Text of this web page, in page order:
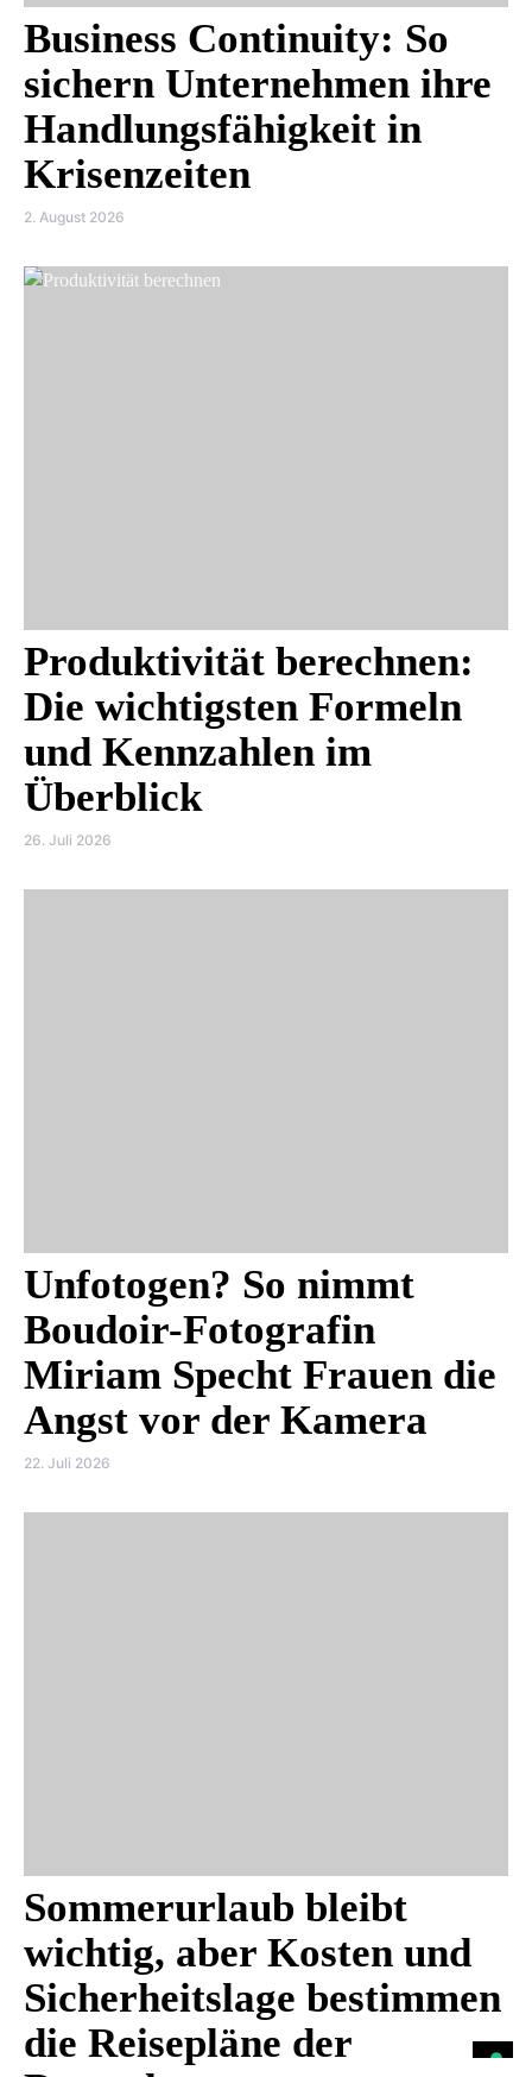
Business Continuity: So
sichern Unternehmen ihre
Handlungsfähigkeit in
Krisenzeiten
2. August 2026
Produktivität berechnen:
Die wichtigsten Formeln
und Kennzahlen im
Überblick
26. Juli 2026
Unfotogen? So nimmt
Boudoir-Fotografin
Miriam Specht Frauen die
Angst vor der Kamera
22. Juli 2026
Sommerurlaub bleibt
wichtig, aber Kosten und
Sicherheitslage bestimmen
die Reisepläne der